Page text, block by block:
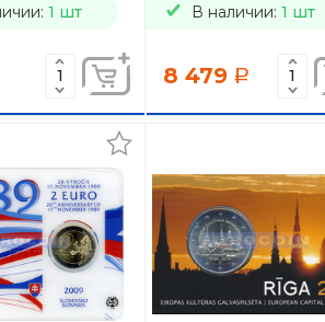
1 шт В наличии: 1 шт
8 479 a